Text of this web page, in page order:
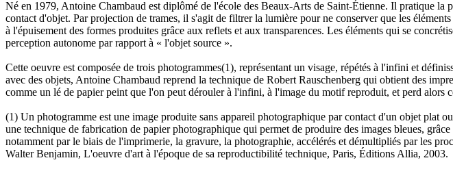
Né en 1979, Antoine Chambaud est diplômé de l'école des Beaux-Arts de Saint-Étienne. Il pratique la
contact d'objet. Par projection de trames, il s'agit de filtrer la lumière pour ne conserver que les
à l'épuisement des formes produites grâce aux reflets et aux transparences. Les éléments qui se
perception autonome par rapport à « l'objet source ».
Cette oeuvre est composée de trois photogrammes(1), représentant un visage, répétés à l'infini et
avec des objets, Antoine Chambaud reprend la technique de Robert Rauschenberg qui obtient des
comme un lé de papier peint que l'on peut dérouler à l'infini, à l'image du motif reproduit, et perd alors
(1) Un photogramme est une image produite sans appareil photographique par contact d'un objet plat
une technique de fabrication de papier photographique qui permet de produire des images bleues,
notamment par le biais de l'imprimerie, la gravure, la photographie, accélérés et démultipliés par les
Walter Benjamin, L'oeuvre d'art à l'époque de sa reproductibilité technique, Paris, Éditions Allia, 2003.